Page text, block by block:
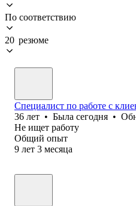
По соответствию
20 резюме
Специалист по работе с
36 лет • Была сегодня •
Не ищет работу
Общий опыт
9 лет 3 месяца